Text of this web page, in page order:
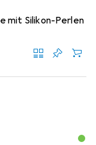
mit Silikon-Perlen